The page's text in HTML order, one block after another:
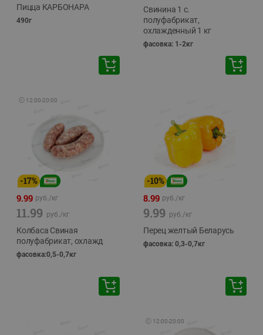
Пицца КАРБОНАРА
490г
Свинина 1 с.
полуфабрикат,
охлажденный 1 кг
фасовка: 1-2кг
🕘 12:00-20:00
-17%
9.99 руб./кг
11.99 руб./кг
Колбаса Свиная
полуфабрикат, охлажд
фасовка:0,5-0,7кг
-10%
8.99 руб./кг
9.99 руб./кг
Перец желтый Беларусь
фасовка: 0,3-0,7кг
🕘 12:00-20:00